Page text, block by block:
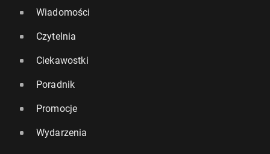
Wiadomości
Czytelnia
Ciekawostki
Poradnik
Promocje
Wydarzenia